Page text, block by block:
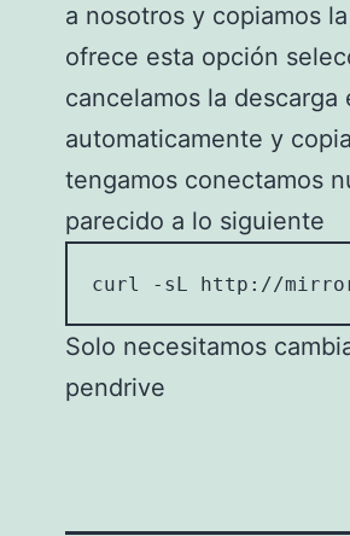
a nosotros y copiamos
ofrece esta opción
cancelamos la
automaticamente y
tengamos conectamos
parecido a lo siguiente
curl -sL http://
Solo necesitamos
pendrive